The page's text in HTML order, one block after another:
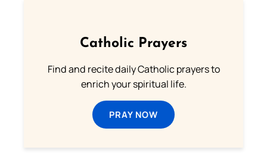
Catholic Prayers
Find and recite daily Catholic prayers to
enrich your spiritual life.
PRAY NOW